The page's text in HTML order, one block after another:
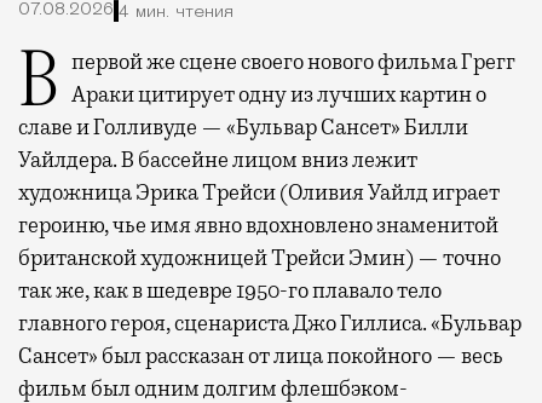
07.08.2026 4 мин. чтения
В первой же сцене своего нового фильма Грегг Араки цитирует одну из лучших картин о
славе и Голливуде — «Бульвар Сансет» Билли
Уайлдера. В бассейне лицом вниз лежит
художница Эрика Трейси (Оливия Уайлд играет
героиню, чье имя явно вдохновлено знаменитой
британской художницей Трейси Эмин) — точно
так же, как в шедевре 1950-го плавало тело
главного героя, сценариста Джо Гиллиса. «Бульвар
Сансет» был рассказан от лица покойного — весь
фильм был одним долгим флешбэком-